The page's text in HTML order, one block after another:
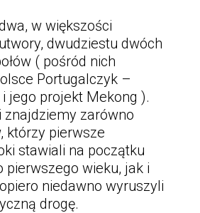
w większości
dwudziestu dwóch
( pośród nich
Portugalczyk –
jego projekt Mekong ).
znajdziemy zarówno
którzy pierwsze
stawiali na początku
pierwszego wieku, jak i
niedawno wyruszyli
drogę.